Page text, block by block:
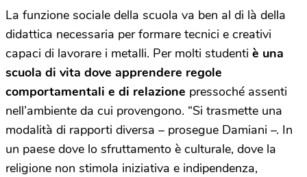
La funzione sociale della scuola va ben al di là della
didattica necessaria per formare tecnici e creativi
capaci di lavorare i metalli. Per molti studenti è una
scuola di vita dove apprendere regole
comportamentali e di relazione pressoché assenti
nell’ambiente da cui provengono. “Si trasmette una
modalità di rapporti diversa – prosegue Damiani –. In
un paese dove lo sfruttamento è culturale, dove la
religione non stimola iniziativa e indipendenza,